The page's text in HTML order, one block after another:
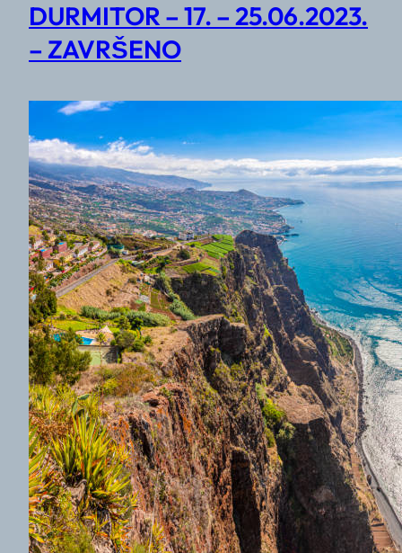
DURMITOR – 17. – 25.06.2023.
– ZAVRŠENO